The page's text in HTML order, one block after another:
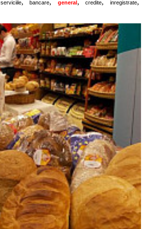
serviciile, bancare, general, credite, inregistrate,